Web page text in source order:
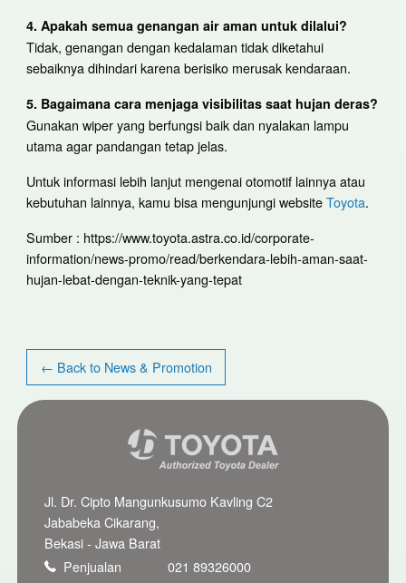
4. Apakah semua genangan air aman untuk dilalui?
Tidak, genangan dengan kedalaman tidak diketahui
sebaiknya dihindari karena berisiko merusak kendaraan.
5. Bagaimana cara menjaga visibilitas saat hujan deras?
Gunakan wiper yang berfungsi baik dan nyalakan lampu
utama agar pandangan tetap jelas.
Untuk informasi lebih lanjut mengenai otomotif lainnya atau
kebutuhan lainnya, kamu bisa mengunjungi websiteToyota.
Sumber : https://www.toyota.astra.co.id/corporate-
information/news-promo/read/berkendara-lebih-aman-saat-
hujan-lebat-dengan-teknik-yang-tepat
← Back to News & Promotion
Jl. Dr. Cipto Mangunkusumo Kavling C2
Jababeka Cikarang,
Bekasi - Jawa Barat
Penjualan
021 89326000